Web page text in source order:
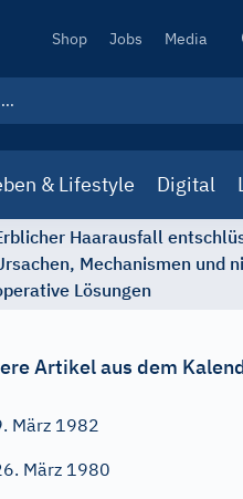
Secondary
Shop Jobs Media
& Lifestyle Digital
Haarausfall
Mechanismen und
Lösungen
Artikel aus dem
März 1982
März 1980